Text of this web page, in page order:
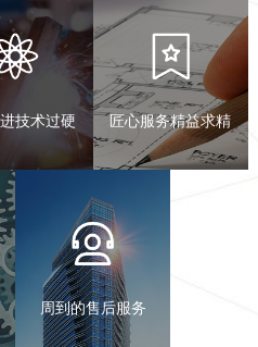
技术过硬 匠心服务精益求精
周到的售后服务